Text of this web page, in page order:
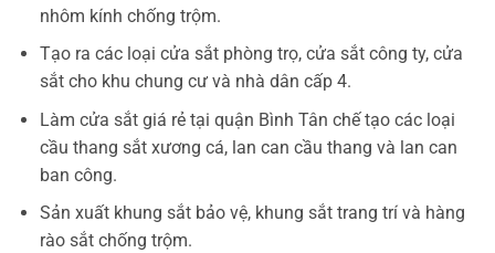
nhôm kính chống trộm.
Tạo ra các loại cửa sắt phòng trọ, cửa sắt công ty, cửa
sắt cho khu chung cư và nhà dân cấp 4.
Làm cửa sắt giá rẻ tại quận Bình Tân chế tạo các loại
cầu thang sắt xương cá, lan can cầu thang và lan can
ban công.
Sản xuất khung sắt bảo vệ, khung sắt trang trí và hàng
rào sắt chống trộm.